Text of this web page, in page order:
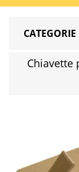
CATEGORIE
Chiavette